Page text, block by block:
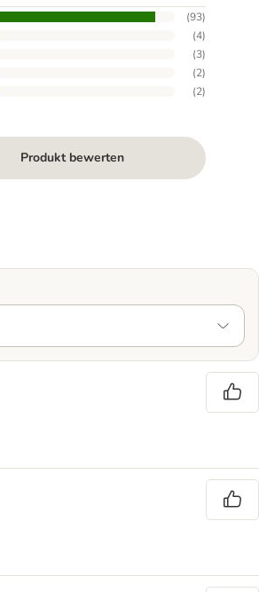
(93)
(4)
(3)
(2)
(2)
Produkt bewerten